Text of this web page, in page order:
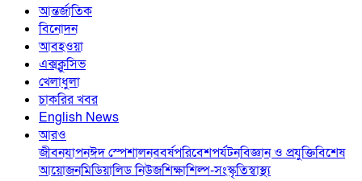
আন্তর্জাতিক
বিনোদন
আবহওয়া
এক্সক্লুসিভ
খেলাধুলা
চাকরির খবর
English News
আরও
জীবনযাপনঈদ স্পেশালনববর্ষপরিবেশপর্যটনবিজ্ঞান ও প্রযুক্তিবিশেষ
আয়োজনমিডিয়ালিড নিউজশিক্ষাশিল্প-সংস্কৃতিস্বাস্থ্য